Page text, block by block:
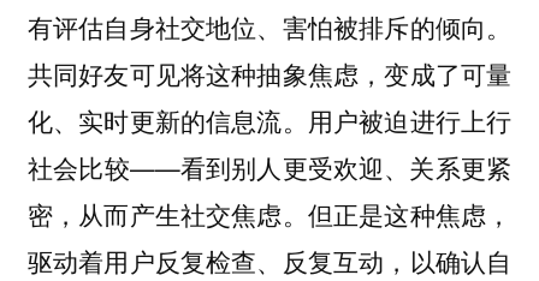
有评估自身社交地位、害怕被排斥的倾向。
共同好友可见将这种抽象焦虑，变成了可量
化、实时更新的信息流。用户被迫进行上行
社会比较——看到别人更受欢迎、关系更紧
密，从而产生社交焦虑。但正是这种焦虑，
驱动着用户反复检查、反复互动，以确认自